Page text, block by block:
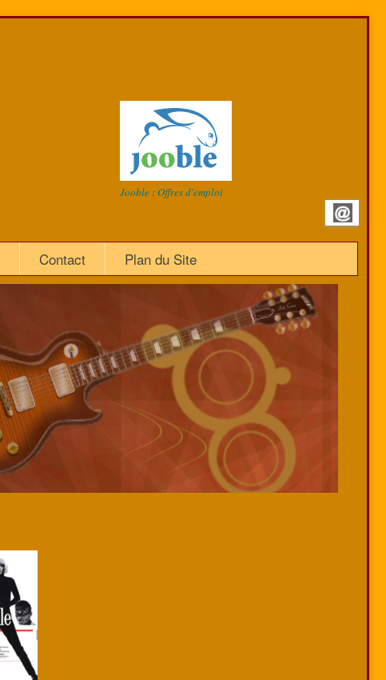
Jooble : Offres d'emploi
Contact Plan du Site